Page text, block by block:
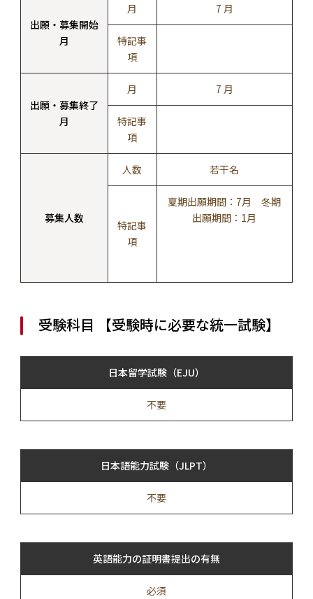
出願・募集開始
月
月 7 月
特記事
項
出願・募集終了
月
月 7 月
特記事
項
募集人数
人数 若干名
特記事
項
夏期出願期間：7月 冬期
出願期間：1月
受験科目 【受験時に必要な統一試験】
日本留学試験（EJU）
不要
日本語能力試験（JLPT）
不要
英語能力の証明書提出の有無
必須